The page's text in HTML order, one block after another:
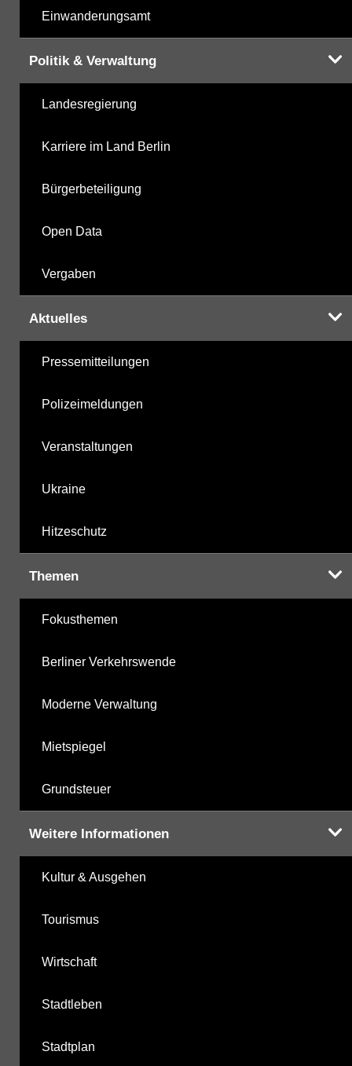
Einwanderungsamt
Politik & Verwaltung
Landesregierung
Karriere im Land Berlin
Bürgerbeteiligung
Open Data
Vergaben
Aktuelles
Pressemitteilungen
Polizeimeldungen
Veranstaltungen
Ukraine
Hitzeschutz
Themen
Fokusthemen
Berliner Verkehrswende
Moderne Verwaltung
Mietspiegel
Grundsteuer
Weitere Informationen
Kultur & Ausgehen
Tourismus
Wirtschaft
Stadtleben
Stadtplan